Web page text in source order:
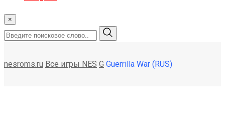
×
nesroms.ru Все игры NES G Guerrilla War (RUS)